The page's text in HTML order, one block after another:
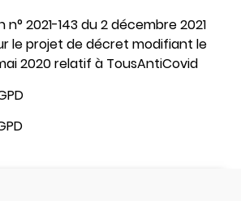
n° 2021-143 du 2 décembre 2021
le projet de décret modifiant le
2020 relatif à TousAntiCovid